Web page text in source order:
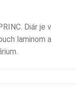
Diár je v
laminom a